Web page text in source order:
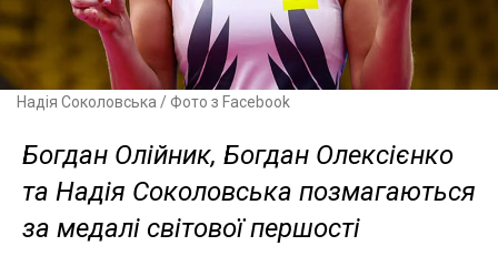
Надія Соколовська / Фото з Facebook
Богдан Олійник, Богдан Олексієнко
та Надія Соколовська позмагаються
за медалі світової першості